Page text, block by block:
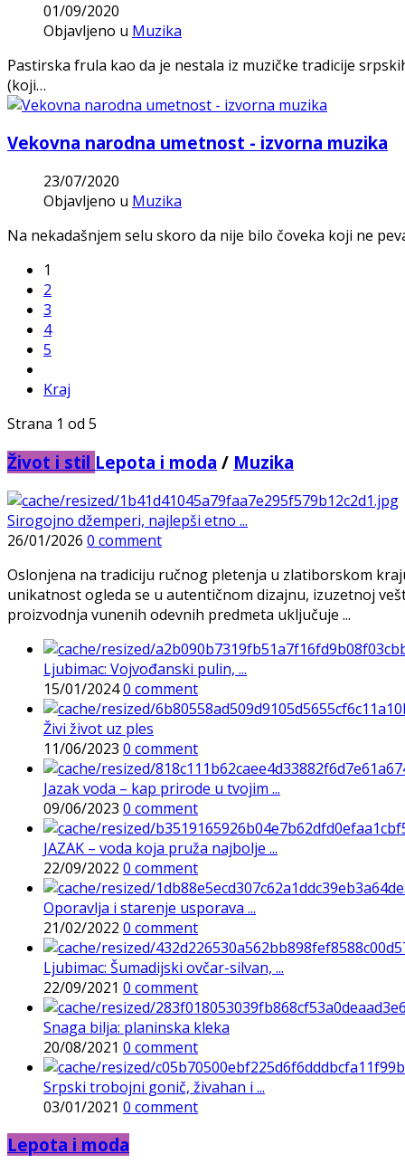
01/09/2020
Objavljeno u Muzika
Pastirska frula kao da je nestala iz muzičke tradicije
(koji…
Vekovna narodna umetnost - izvorna muzika
23/07/2020
Objavljeno u Muzika
Na nekadašnjem selu skoro da nije bilo čoveka koji ne
1
2
3
4
5
Kraj
Strana 1 od 5
Život i stil Lepota i moda / Muzika
Sirogojno džemperi, najlepši etno ...
26/01/2026 0 comment
Oslonjena na tradiciju ručnog pletenja u zlatiborskom
unikatnost ogleda se u autentičnom dizajnu, izuzetnoj
proizvodnja vunenih odevnih predmeta uključuje ...
Ljubimac: Vojvođanski pulin, ...
15/01/20240 comment
Živi život uz ples
11/06/2023 0 comment
Jazak voda – kap prirode u tvojim ...
09/06/2023 0 comment
JAZAK – voda koja pruža najbolje ...
22/09/2022 0 comment
Oporavlja i starenje usporava ...
21/02/2022 0 comment
Ljubimac: Šumadijski ovčar-silvan, ...
22/09/2021 0 comment
Snaga bilja: planinska kleka
20/08/2021 0 comment
Srpski trobojni gonič, živahan i ...
03/01/2021 0 comment
Lepota i moda